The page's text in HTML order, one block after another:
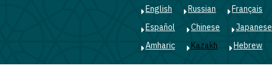
English Russian Français
Español
Chinese Japanese
Amharic
Kazakh Hebrew